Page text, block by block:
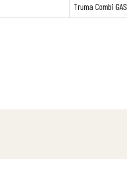
Truma Combi GAS